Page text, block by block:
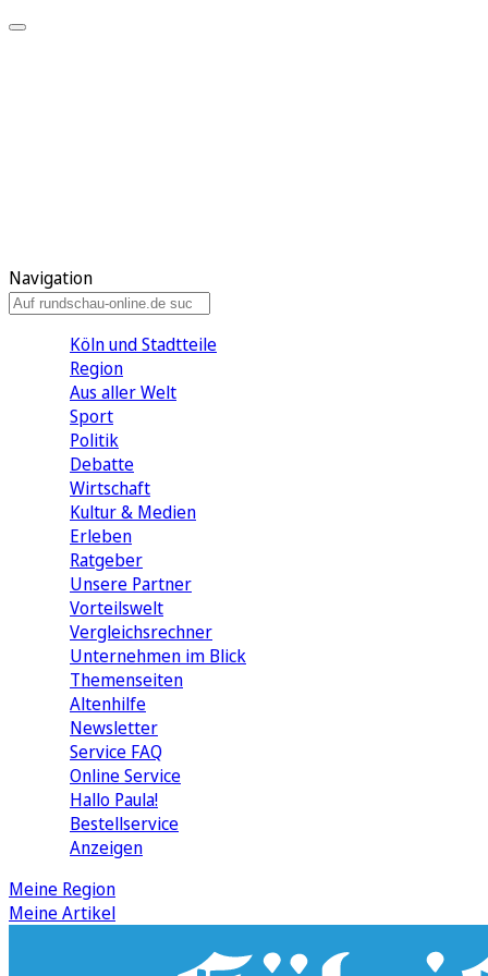
Navigation
Köln und Stadtteile
Region
Aus aller Welt
Sport
Politik
Debatte
Wirtschaft
Kultur & Medien
Erleben
Ratgeber
Unsere Partner
Vorteilswelt
Vergleichsrechner
Unternehmen im Blick
Themenseiten
Altenhilfe
Newsletter
Service FAQ
Online Service
Hallo Paula!
Bestellservice
Anzeigen
Meine Region
Meine Artikel